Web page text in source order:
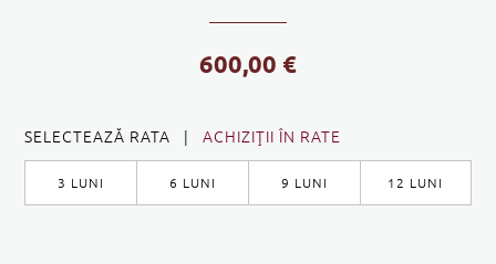
600,00 €
SELECTEAZĂ RATA |ACHIZIŢII ÎN RATE
3 LUNI 6 LUNI 9 LUNI 12 LUNI